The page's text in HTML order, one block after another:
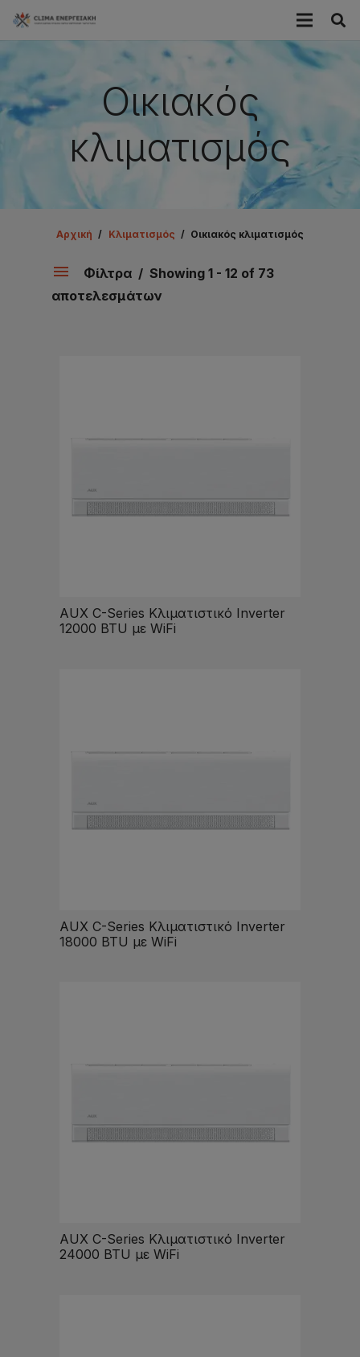
Οικιακός
κλιματισμός
Αρχική / Κλιματισμός / Οικιακός κλιματισμός
Φίλτρα
Showing 1 - 12 of 73
αποτελεσμάτων
AUX C-Series Κλιματιστικό Inverter
12000 BTU με WiFi
AUX C-Series Κλιματιστικό Inverter
18000 BTU με WiFi
AUX C-Series Κλιματιστικό Inverter
24000 BTU με WiFi